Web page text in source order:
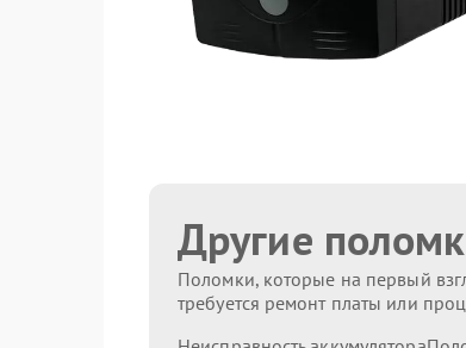
Другие
Поломки, которые на первый
требуется ремонт платы или